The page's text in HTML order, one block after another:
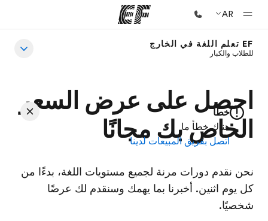
AR
الصفحة الرئيسية
برامج
شاهد كل ما نقوم به
نبذة عنا
من نحن
EF تعلم اللغة في الخارج
للطلاب والكبار
احصل على عرض السعر
الخاص بك مجانًا
نحن نقدم دورات مرنة لجميع مستويات اللغة، بدءًا من
كل يوم اثنين. أخبرنا بما يهمك وسنقدم لك عرضًا
شخصيًا.
خطأ
هناك خطأ ما
اتصل بفريق المبيعات لدينا